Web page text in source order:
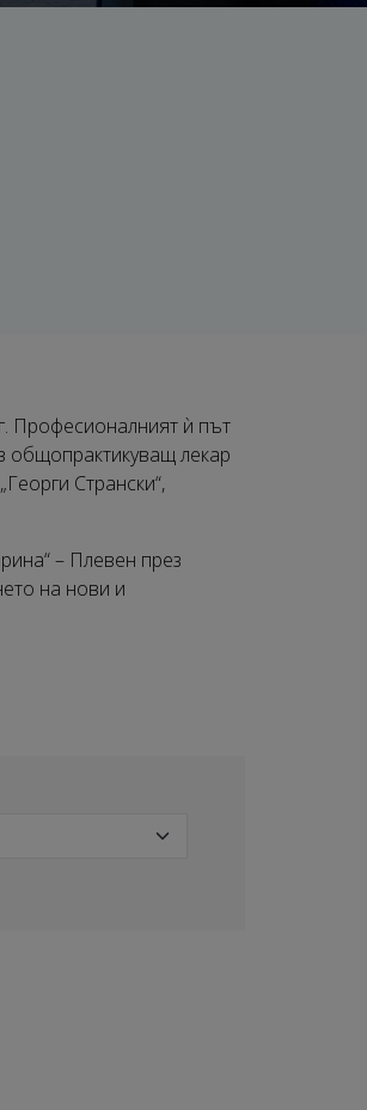
Професионалният ѝ път
общопрактикуващ лекар
Странски“,
– Плевен през
на нови и